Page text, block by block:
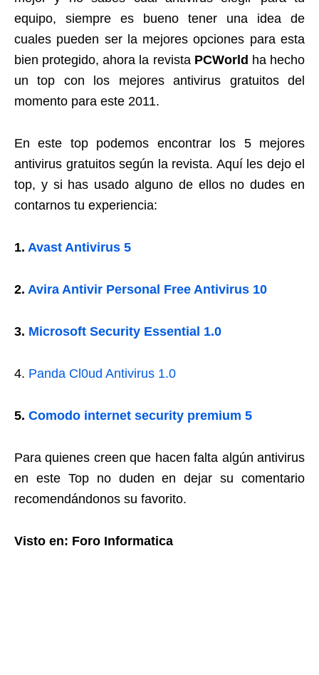
equipo, siempre es bueno tener una idea de
cuales pueden ser la mejores opciones para esta
bien protegido, ahora la revista PCWorld ha hecho
un top con los mejores antivirus gratuitos del
momento para este 2011.
En este top podemos encontrar los 5 mejores
antivirus gratuitos según la revista. Aquí les dejo el
top, y si has usado alguno de ellos no dudes en
contarnos tu experiencia:
1. Avast Antivirus 5
2. Avira Antivir Personal Free Antivirus 10
3. Microsoft Security Essential 1.0
4. Panda Cl0ud Antivirus 1.0
5. Comodo internet security premium 5
Para quienes creen que hacen falta algún antivirus
en este Top no duden en dejar su comentario
recomendándonos su favorito.
Visto en: Foro Informatica